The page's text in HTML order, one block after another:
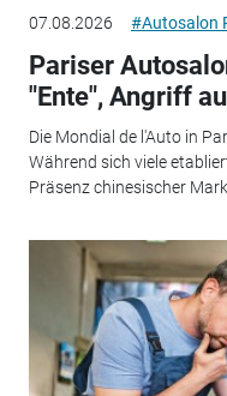
07.08.2026 #Autosalon
Pariser
"Ente", Angriff
Die Mondial de l'Auto in
Während sich viele
Präsenz chinesischer